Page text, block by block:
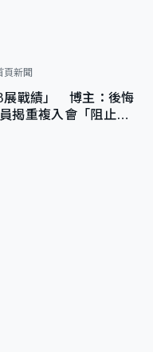
頁新聞
展戰績」 博主：後悔
揭重複入會「阻止唔